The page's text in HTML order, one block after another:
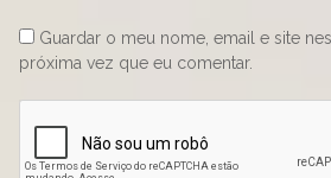
Guardar o meu nome, email e site
próxima vez que eu comentar.